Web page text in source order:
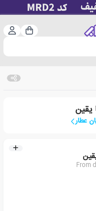
سبد
یقین
عطار
From